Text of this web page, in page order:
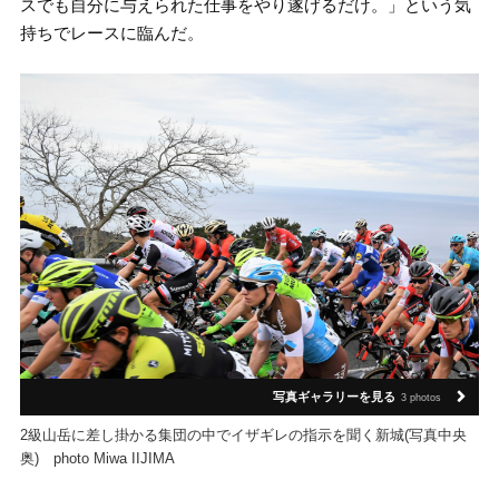
スでも自分に与えられた仕事をやり遂げるだけ。」という気
持ちでレースに臨んだ。
写真ギャラリーを見る 3 photos
2級山岳に差し掛かる集団の中でイザギレの指示を聞く新城(写真中央
奥) photo Miwa IIJIMA